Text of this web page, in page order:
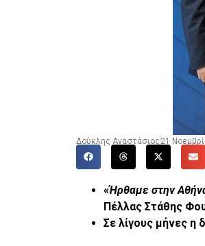
Δούκλης Αναστάσιος 21
«Ήρθαμε στην
Πέλλας Στάθης
Σε λίγους μήνες η